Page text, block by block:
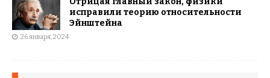
исправили теорию относительности
Эйнштейна
26 января, 2024